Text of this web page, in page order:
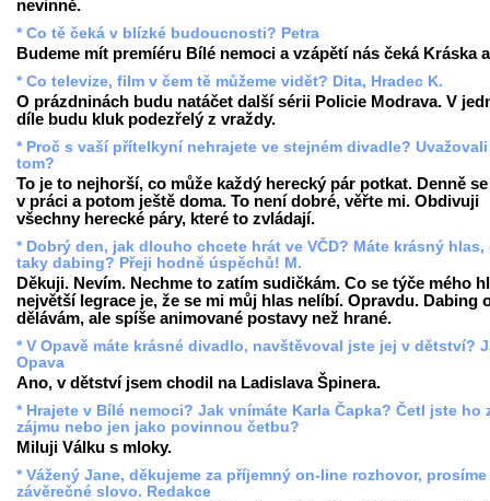
nevinně.
* Co tě čeká v blízké budoucnosti? Petra
Budeme mít premíéru Bílé nemoci a vzápětí nás čeká Kráska
* Co televize, film v čem tě můžeme vidět? Dita, Hradec K.
O prázdninách budu natáčet další sérii Policie Modrava. V
díle budu kluk podezřelý z vraždy.
* Proč s vaší přítelkyní nehrajete ve stejném divadle?
tom?
To je to nejhorší, co může každý herecký pár potkat. Denně
v práci a potom ještě doma. To není dobré, věřte mi. Obdivuji
všechny herecké páry, které to zvládají.
* Dobrý den, jak dlouho chcete hrát ve VČD? Máte krásný hlas,
taky dabing? Přeji hodně úspěchů! M.
Děkuji. Nevím. Nechme to zatím sudičkám. Co se týče mého
největší legrace je, že se mi můj hlas nelíbí. Opravdu. Dabing
dělávám, ale spíše animované postavy než hrané.
* V Opavě máte krásné divadlo, navštěvoval jste jej v dětství?
Opava
Ano, v dětství jsem chodil na Ladislava Špinera.
* Hrajete v Bílé nemoci? Jak vnímáte Karla Čapka? Četl jste ho
zájmu nebo jen jako povinnou četbu?
Miluji Válku s mloky.
* Vážený Jane, děkujeme za příjemný on-line rozhovor, prosíme
závěrečné slovo. Redakce